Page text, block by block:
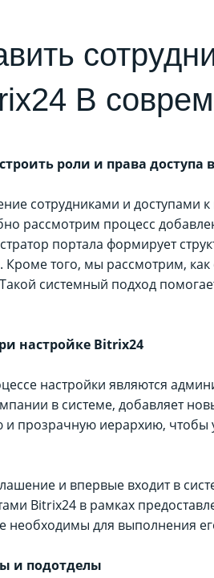
В
роли и права доступа
сотрудниками и
рассмотрим процесс
портала формирует
Кроме того, мы рассмотрим,
системный подход
настройке Bitrix24
настройки являются
в системе, добавляет
и прозрачную иерархию,
и впервые входит в
Bitrix24 в рамках
для выполнения
и подотделы